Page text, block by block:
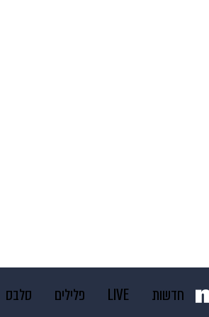
חדשות LIVE פלילים סלבס